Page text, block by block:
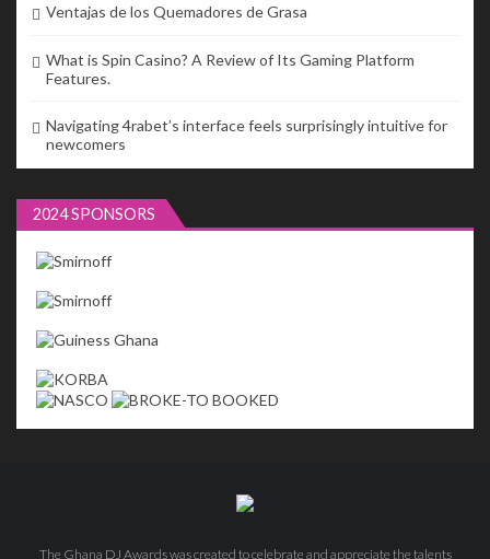
Ventajas de los Quemadores de Grasa
What is Spin Casino? A Review of Its Gaming Platform
Features.
Navigating 4rabet’s interface feels surprisingly intuitive for
newcomers
2024 SPONSORS
The Ghana DJ Awards was created to celebrate and appreciate the talents